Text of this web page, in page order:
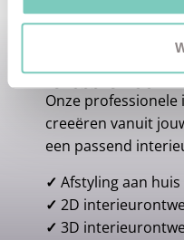
Professioneel
Onze
creeëren vanuit
een passend
✓ Afstyling aan huis
✓ 2D
✓ 3D